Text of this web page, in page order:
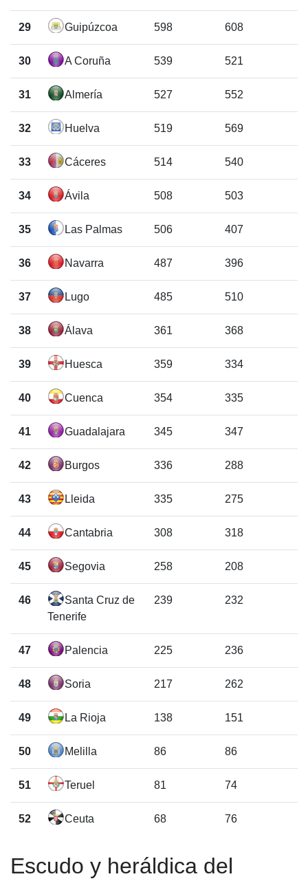
29 Guipúzcoa 598 608
30 A Coruña 539 521
31 Almería 527 552
32 Huelva 519 569
33 Cáceres 514 540
34 Ávila 508 503
35 Las Palmas 506 407
36 Navarra 487 396
37 Lugo 485 510
38 Álava 361 368
39 Huesca 359 334
40 Cuenca 354 335
41 Guadalajara 345 347
42 Burgos 336 288
43 Lleida 335 275
44 Cantabria 308 318
45 Segovia 258 208
46
Santa Cruz de
Tenerife
239 232
47 Palencia 225 236
48 Soria 217 262
49 La Rioja 138 151
50 Melilla 86 86
51 Teruel 81 74
52 Ceuta 68 76
Escudo y heráldica del